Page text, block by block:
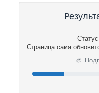
Статус:
Страница сама
⟳